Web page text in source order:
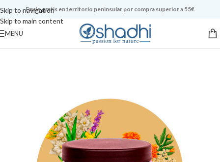
Skip to navigation
Skip to main content
Envío gratis en territorio peninsular por compra superior a 55€
MENU